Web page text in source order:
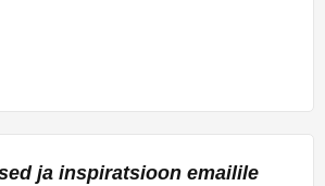
ja inspiratsioon emailile